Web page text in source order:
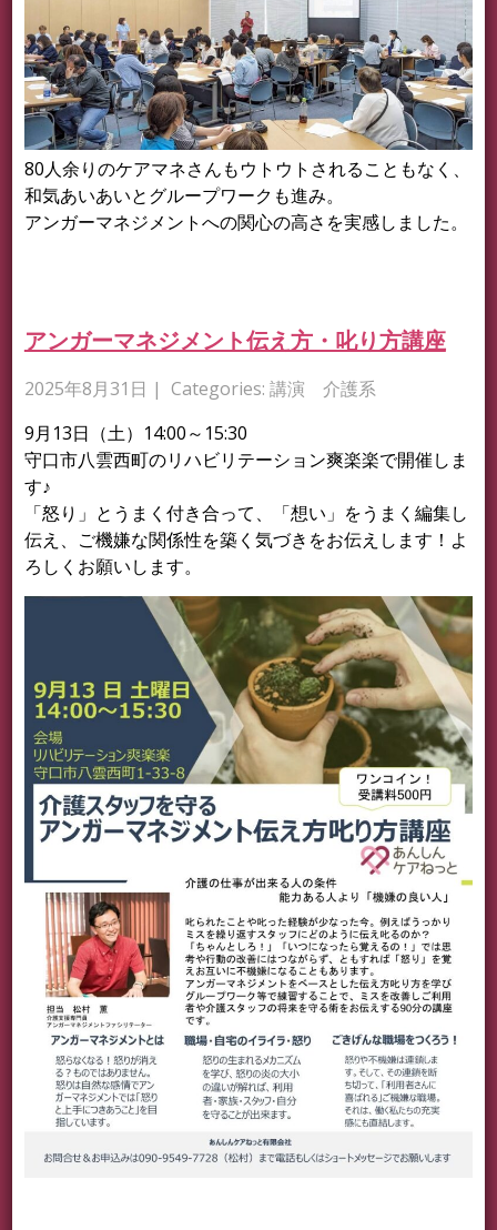
80人余りのケアマネさんもウトウトされることもなく、
和気あいあいとグループワークも進み。
アンガーマネジメントへの関心の高さを実感しました。
アンガーマネジメント伝え方・叱り方講座
2025年8月31日 | Categories: 講演 介護系
9月13日（土）14:00～15:30
守口市八雲西町のリハビリテーション爽楽楽で開催しま
す♪
「怒り」とうまく付き合って、「想い」をうまく編集し
伝え、ご機嫌な関係性を築く気づきをお伝えします！よ
ろしくお願いします。